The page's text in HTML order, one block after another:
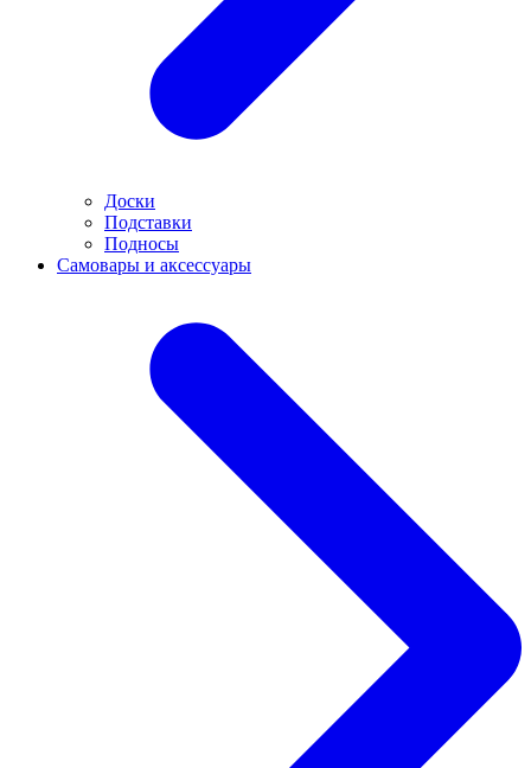
Доски
Подставки
Подносы
Самовары и аксессуары